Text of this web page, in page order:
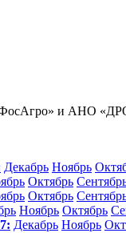
и АНО
Декабрь Ноябрь
Октябрь
Октябрь
Ноябрь Октябрь
Декабрь Ноябрь